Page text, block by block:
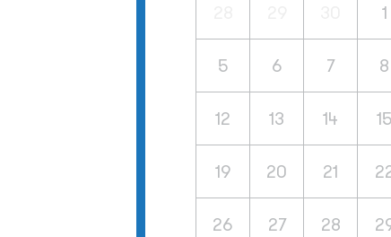
1
5 6 7 8
12 13 14 15
19 20 21
26 27 28